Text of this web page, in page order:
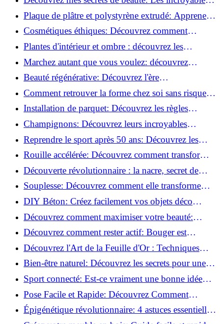
vertus du raisin!
Plaque de plâtre et polystyrène extrudé: Apprenez
à les coller efficacement!
Cosmétiques éthiques: Découvrez comment
transformer votre routine beauté!
Plantes d'intérieur et ombre : découvrez les
meilleures pour votre maison !
Marchez autant que vous voulez: découvrez
pourquoi c'est bénéfique!
Beauté régénérative: Découvrez l'ère
révolutionnaire de la cosmétique verte!
Comment retrouver la forme chez soi sans risque
de blessure: Techniques et conseils sûrs!
Installation de parquet: Découvrez les règles
essentielles à respecter!
Champignons: Découvrez leurs incroyables
pouvoirs antioxydants!
Reprendre le sport après 50 ans: Découvrez les
meilleures méthodes!
Rouille accélérée: Découvrez comment transformer
la corrosion en déco tendance!
Découverte révolutionnaire : la nacre, secret de
régénération inouï !
Souplesse: Découvrez comment elle transforme
votre performance sportive!
DIY Béton: Créez facilement vos objets déco
tendance!
Découvrez comment maximiser votre beauté:
Astuces et secrets révélés!
Découvrez comment rester actif: Bouger est
toujours possible!
Découvrez l'Art de la Feuille d'Or : Techniques
Incontournables pour Réussir!
Bien-être naturel: Découvrez les secrets pour une
vie saine!
Sport connecté: Est-ce vraiment une bonne idée
pour vous?
Pose Facile et Rapide: Découvrez Comment
Monter des Carreaux de Béton Cellulaire!
Épigénétique révolutionnaire: 4 astuces essentielles
pour transformer votre bien-être!